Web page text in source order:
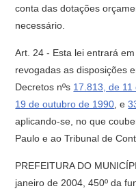
conta das dotações
necessário.
Art. 24 - Esta lei entrará
revogadas as disposições
Decretos nºs 17.813, de
19 de outubro de 1990 , e
aplicando-se, no que
Paulo e ao Tribunal de
PREFEITURA DO
janeiro de 2004, 450º da